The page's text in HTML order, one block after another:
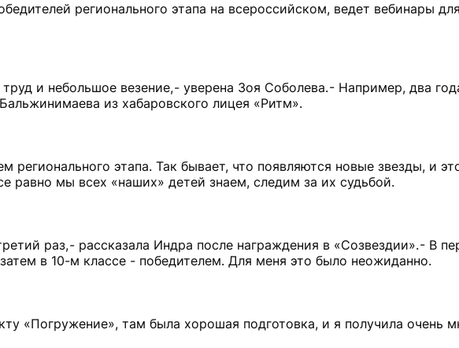
регионального этапа на всероссийском, ведет вебинары для
и небольшое везение, - уверена Зоя Соболева. - Например, два
из хабаровского лицея «Ритм».
регионального этапа. Так бывает, что появляются новые звезды, и
равно мы всех «наших» детей знаем, следим за их судьбой.
раз, - рассказала Индра после награждения в «Созвездии». - В
в 10-м классе - победителем. Для меня это было неожиданно.
«Погружение», там была хорошая подготовка, и я получила очень